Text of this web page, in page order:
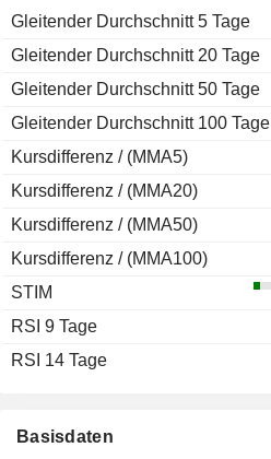
Basisdaten
Gleitender Durchschnitt 5 Tage
Gleitender Durchschnitt 20 Tage
Gleitender Durchschnitt 50 Tage
Gleitender Durchschnitt 100 Tage
Kursdifferenz / (MMA5)
Kursdifferenz / (MMA20)
Kursdifferenz / (MMA50)
Kursdifferenz / (MMA100)
STIM
RSI 9 Tage
RSI 14 Tage
2011
-74,51 %
2010
-18,25 %
2009
+43,49 %
2008
-56,02 %
2007
+126,63 %
2006
+94,14 %
2005
-22,30 %
2004
+127,81 %
2003
+319,95 %
2002
2001
1999